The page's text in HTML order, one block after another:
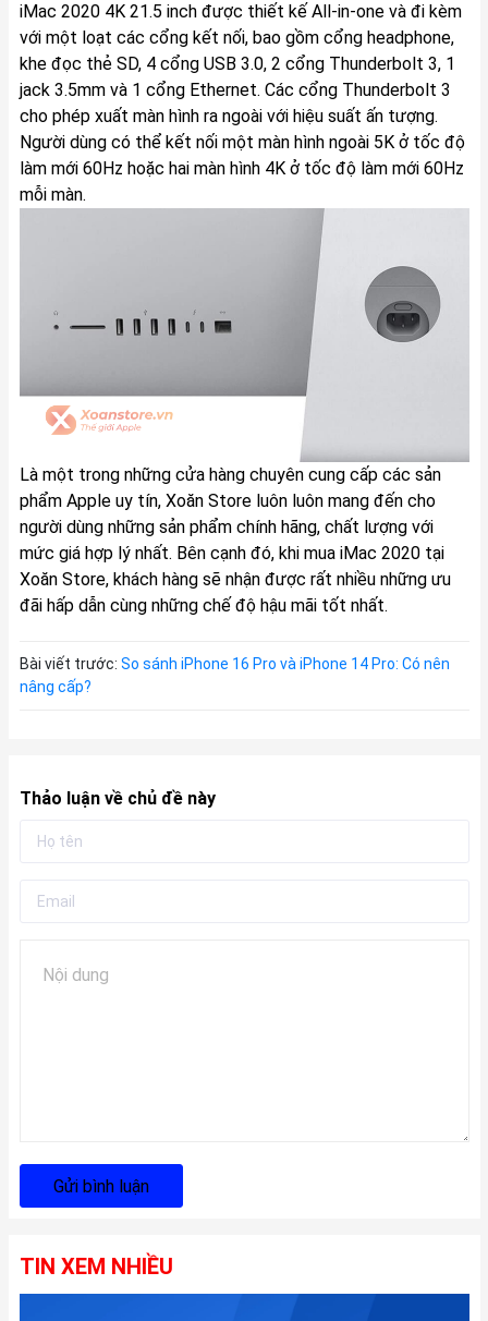
iMac 2020 4K 21.5 inch được thiết kế All-in-one và đi kèm
với một loạt các cổng kết nối, bao gồm cổng headphone,
khe đọc thẻ SD, 4 cổng USB 3.0, 2 cổng Thunderbolt 3, 1
jack 3.5mm và 1 cổng Ethernet. Các cổng Thunderbolt 3
cho phép xuất màn hình ra ngoài với hiệu suất ấn tượng.
Người dùng có thể kết nối một màn hình ngoài 5K ở tốc độ
làm mới 60Hz hoặc hai màn hình 4K ở tốc độ làm mới 60Hz
mỗi màn.
Là một trong những cửa hàng chuyên cung cấp các sản
phẩm Apple uy tín, Xoăn Store luôn luôn mang đến cho
người dùng những sản phẩm chính hãng, chất lượng với
mức giá hợp lý nhất. Bên cạnh đó, khi mua iMac 2020 tại
Xoăn Store, khách hàng sẽ nhận được rất nhiều những ưu
đãi hấp dẫn cùng những chế độ hậu mãi tốt nhất.
Bài viết trước: So sánh iPhone 16 Pro và iPhone 14 Pro: Có nên
nâng cấp?
Thảo luận về chủ đề này
Gửi bình luận
TIN XEM NHIỀU